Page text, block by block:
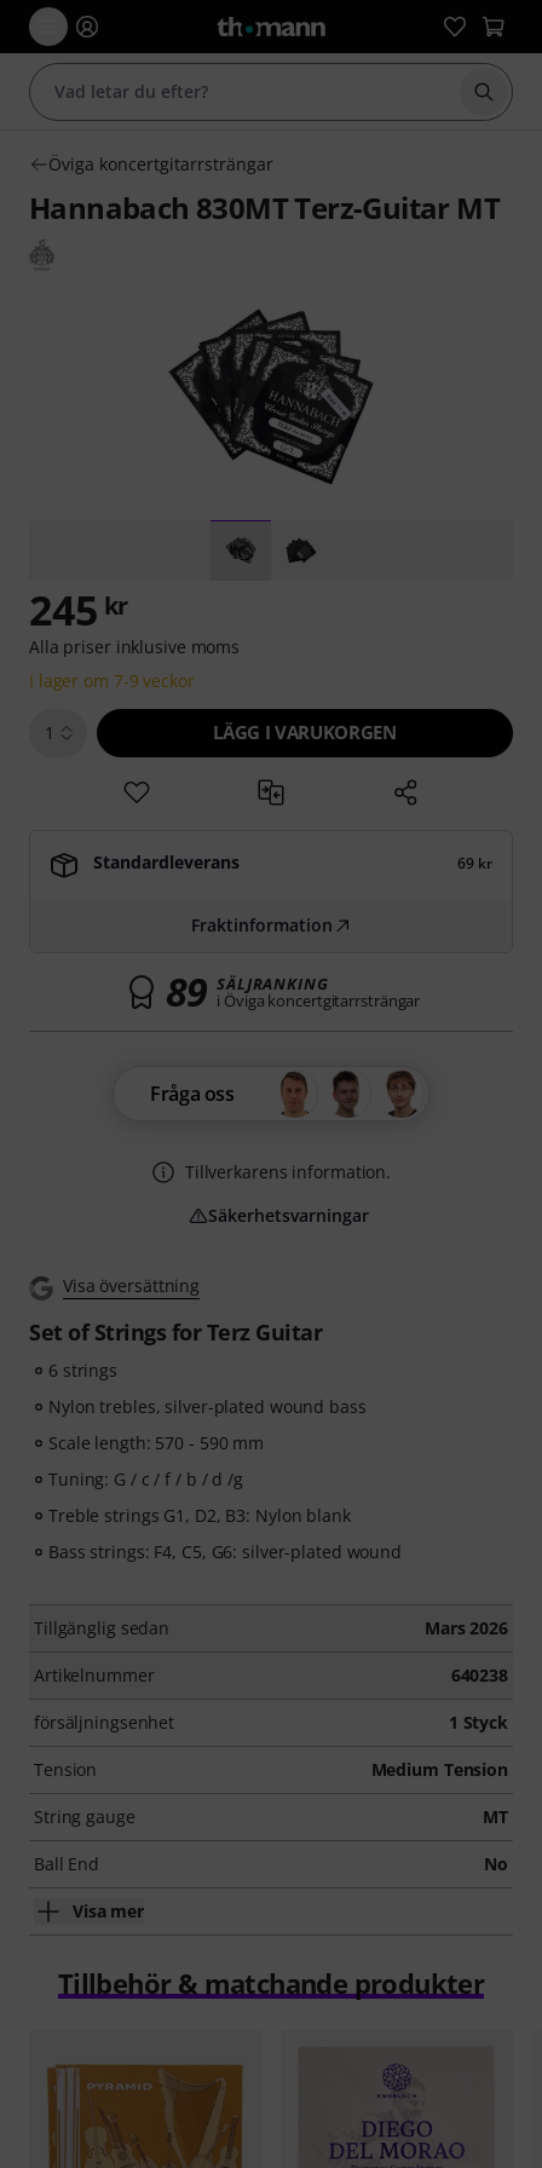
Börja
Öviga koncertgitarrsträngar
Hannabach 830MT Terz-Guitar MT
Visa översättning
Set of Strings for Terz Guitar
6 strings
Nylon trebles, silver-plated wound bass
Scale length: 570 - 590 mm
Tuning: G / c / f / b / d /g
Treble strings G1, D2, B3: Nylon blank
Bass strings: F4, C5, G6: silver-plated wound
Tillgänglig sedan Mars 2026
Artikelnummer 640238
försäljningsenhet 1 Styck
Tension Medium Tension
String gauge MT
Ball End No
Visa mer
245 kr
Alla priser inklusive moms
I lager om 7-9 veckor
1 LÄGG I VARUKORGEN
Standardleverans 69 kr
Fraktinformation
89 SÄLJRANKING
i Öviga koncertgitarrsträngar
Fråga oss
Tillverkarens information.
Säkerhetsvarningar
Tillbehör & matchande produkter